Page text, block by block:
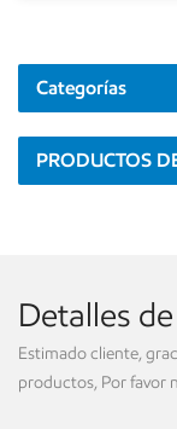
Categorías
PRODUCTOS
Detalles
Estimado cliente,
productos, Por favor